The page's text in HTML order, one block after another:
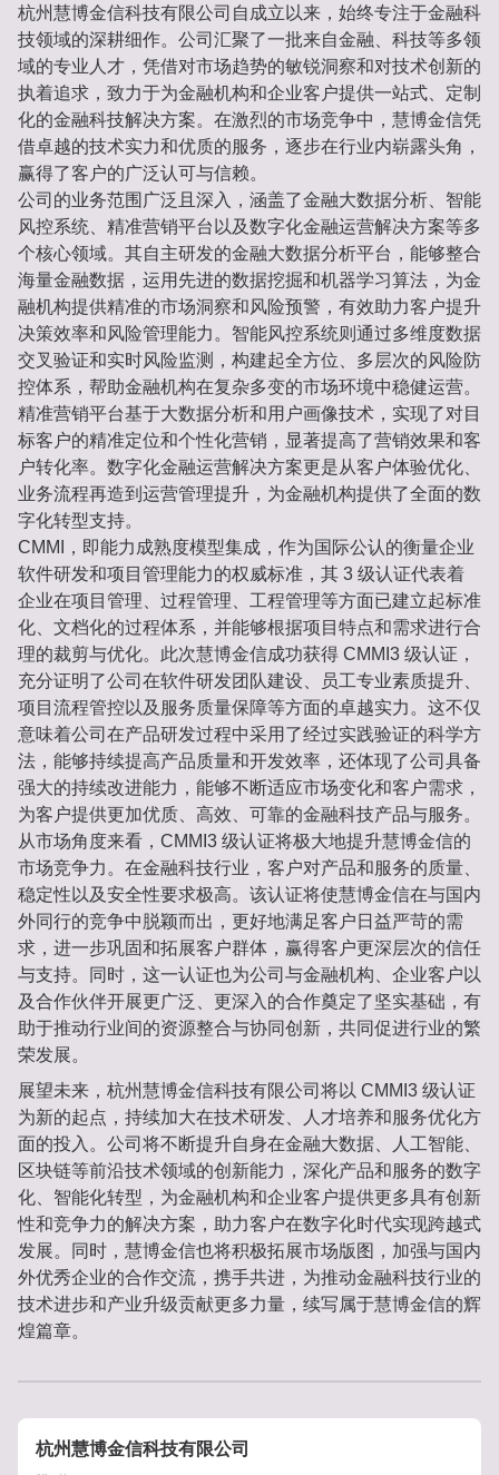
杭州慧博金信科技有限公司自成立以来，始终专注于金融科
技领域的深耕细作。公司汇聚了一批来自金融、科技等多领
域的专业人才，凭借对市场趋势的敏锐洞察和对技术创新的
执着追求，致力于为金融机构和企业客户提供一站式、定制
化的金融科技解决方案。在激烈的市场竞争中，慧博金信凭
借卓越的技术实力和优质的服务，逐步在行业内崭露头角，
赢得了客户的广泛认可与信赖。
公司的业务范围广泛且深入，涵盖了金融大数据分析、智能
风控系统、精准营销平台以及数字化金融运营解决方案等多
个核心领域。其自主研发的金融大数据分析平台，能够整合
海量金融数据，运用先进的数据挖掘和机器学习算法，为金
融机构提供精准的市场洞察和风险预警，有效助力客户提升
决策效率和风险管理能力。智能风控系统则通过多维度数据
交叉验证和实时风险监测，构建起全方位、多层次的风险防
控体系，帮助金融机构在复杂多变的市场环境中稳健运营。
精准营销平台基于大数据分析和用户画像技术，实现了对目
标客户的精准定位和个性化营销，显著提高了营销效果和客
户转化率。数字化金融运营解决方案更是从客户体验优化、
业务流程再造到运营管理提升，为金融机构提供了全面的数
字化转型支持。
CMMI，即能力成熟度模型集成，作为国际公认的衡量企业
软件研发和项目管理能力的权威标准，其 3 级认证代表着
企业在项目管理、过程管理、工程管理等方面已建立起标准
化、文档化的过程体系，并能够根据项目特点和需求进行合
理的裁剪与优化。此次慧博金信成功获得 CMMI3 级认证，
充分证明了公司在软件研发团队建设、员工专业素质提升、
项目流程管控以及服务质量保障等方面的卓越实力。这不仅
意味着公司在产品研发过程中采用了经过实践验证的科学方
法，能够持续提高产品质量和开发效率，还体现了公司具备
强大的持续改进能力，能够不断适应市场变化和客户需求，
为客户提供更加优质、高效、可靠的金融科技产品与服务。
从市场角度来看，CMMI3 级认证将极大地提升慧博金信的
市场竞争力。在金融科技行业，客户对产品和服务的质量、
稳定性以及安全性要求极高。该认证将使慧博金信在与国内
外同行的竞争中脱颖而出，更好地满足客户日益严苛的需
求，进一步巩固和拓展客户群体，赢得客户更深层次的信任
与支持。同时，这一认证也为公司与金融机构、企业客户以
及合作伙伴开展更广泛、更深入的合作奠定了坚实基础，有
助于推动行业间的资源整合与协同创新，共同促进行业的繁
荣发展。
展望未来，杭州慧博金信科技有限公司将以 CMMI3 级认证
为新的起点，持续加大在技术研发、人才培养和服务优化方
面的投入。公司将不断提升自身在金融大数据、人工智能、
区块链等前沿技术领域的创新能力，深化产品和服务的数字
化、智能化转型，为金融机构和企业客户提供更多具有创新
性和竞争力的解决方案，助力客户在数字化时代实现跨越式
发展。同时，慧博金信也将积极拓展市场版图，加强与国内
外优秀企业的合作交流，携手共进，为推动金融科技行业的
技术进步和产业升级贡献更多力量，续写属于慧博金信的辉
煌篇章。
杭州慧博金信科技有限公司